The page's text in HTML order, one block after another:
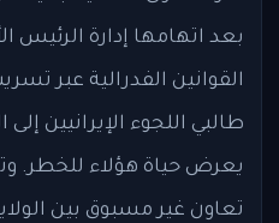
بعد اتهامها إدارة الرئيس
القوانين الفدرالية عبر
طالبي اللجوء الإيرانيين إلى
يعرض حياة هؤلاء للخطر.
تعاون غير مسبوق بين